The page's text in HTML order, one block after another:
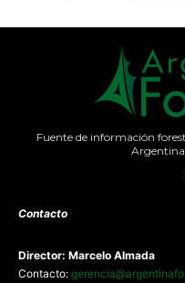
Fuente de información
Contacto
Director: Marcelo Almada
Contacto: